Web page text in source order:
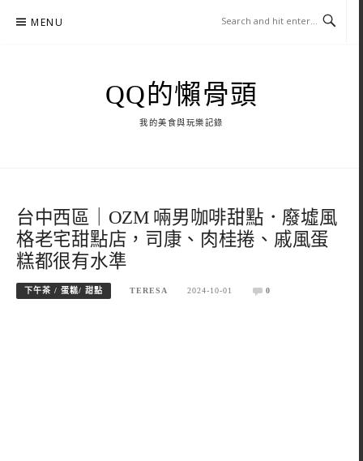
MENU
QQ的懶骨頭
我的美食與玩樂記錄
台中西區｜OZM 啢男咖啡甜點．廢墟風
格老宅甜點店，司康、肉桂捲、戚風蛋
糕都很有水準
下午茶 / 蛋糕/ 甜點 TERESA 2024-10-01 0